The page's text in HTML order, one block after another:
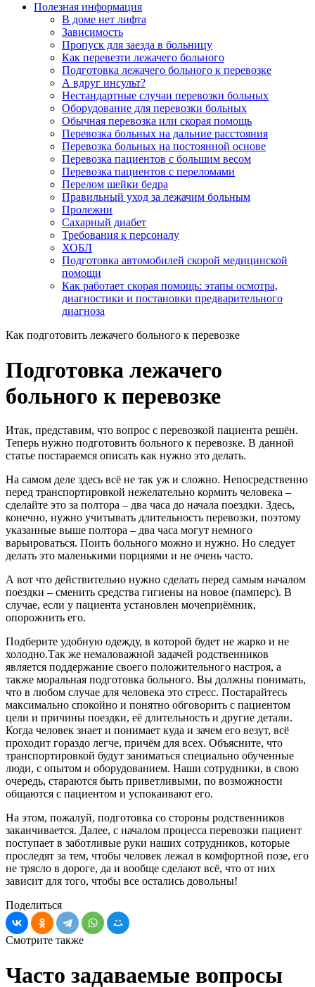
Полезная информация
В доме нет лифта
Зависимость
Пропуск для заезда в больницу
Как перевезти лежачего больного
Подготовка лежачего больного к перевозке
А вдруг инсульт?
Нестандартные случаи перевозки больных
Оборудование для перевозки больных
Обычная перевозка или скорая помощь
Перевозка больных на дальние расстояния
Перевозка больных на постоянной основе
Перевозка пациентов с большим весом
Перевозка пациентов с переломами
Перелом шейки бедра
Правильный уход за лежачим больным
Пролежни
Сахарный диабет
Требования к персоналу
ХОБЛ
Подготовка автомобилей скорой медицинской
помощи
Как работает скорая помощь: этапы осмотра,
диагностики и постановки предварительного
диагноза
Как подготовить лежачего больного к перевозке
Подготовка лежачего
больного к перевозке
Итак, представим, что вопрос с перевозкой пациента решён.
Теперь нужно подготовить больного к перевозке. В данной
статье постараемся описать как нужно это делать.
На самом деле здесь всё не так уж и сложно. Непосредственно
перед транспортировкой нежелательно кормить человека –
сделайте это за полтора – два часа до начала поездки. Здесь,
конечно, нужно учитывать длительность перевозки, поэтому
указанные выше полтора – два часа могут немного
варьироваться. Поить больного можно и нужно. Но следует
делать это маленькими порциями и не очень часто.
А вот что действительно нужно сделать перед самым началом
поездки – сменить средства гигиены на новое (памперс). В
случае, если у пациента установлен мочеприёмник,
опорожнить его.
Подберите удобную одежду, в которой будет не жарко и не
холодно.Так же немаловажной задачей родственников
является поддержание своего положительного настроя, а
также моральная подготовка больного. Вы должны понимать,
что в любом случае для человека это стресс. Постарайтесь
максимально спокойно и понятно обговорить с пациентом
цели и причины поездки, её длительность и другие детали.
Когда человек знает и понимает куда и зачем его везут, всё
проходит гораздо легче, причём для всех. Объясните, что
транспортировкой будут заниматься специально обученные
люди, с опытом и оборудованием. Наши сотрудники, в свою
очередь, стараются быть приветливыми, по возможности
общаются с пациентом и успокаивают его.
На этом, пожалуй, подготовка со стороны родственников
заканчивается. Далее, с началом процесса перевозки пациент
поступает в заботливые руки наших сотрудников, которые
проследят за тем, чтобы человек лежал в комфортной позе, его
не трясло в дороге, да и вообще сделают всё, что от них
зависит для того, чтобы все остались довольны!
Поделиться
Смотрите также
Часто задаваемые вопросы